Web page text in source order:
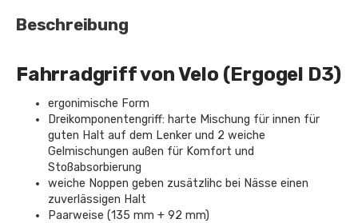
Beschreibung
Fahrradgriff von Velo (Ergogel D3)
ergonimische Form
Dreikomponentengriff: harte Mischung für innen für
guten Halt auf dem Lenker und 2 weiche
Gelmischungen außen für Komfort und
Stoßabsorbierung
weiche Noppen geben zusätzlihc bei Nässe einen
zuverlässigen Halt
Paarweise (135 mm + 92 mm)